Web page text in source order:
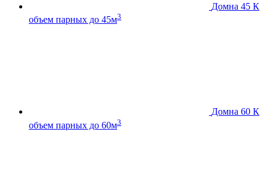
Домна 45 К
объем парных до 45м3
Домна 60 К
объем парных до 60м3